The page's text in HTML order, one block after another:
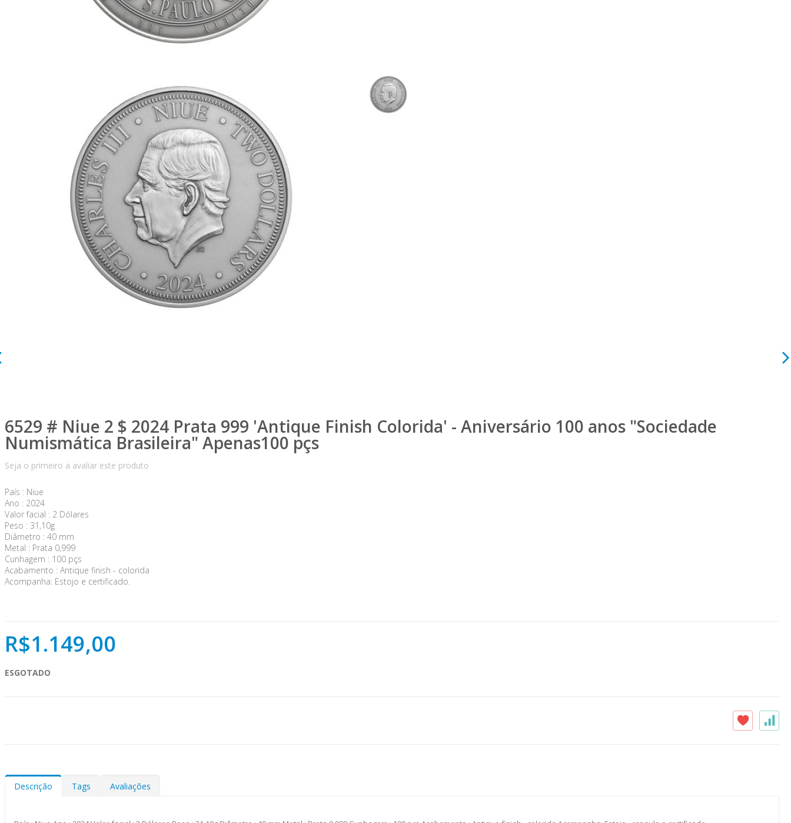
6529 # Niue 2 $ 2024 Prata 999 'Antique Finish Colorida' - Aniversário 100 anos "Sociedade
Numismática Brasileira" Apenas100 pçs
Seja o primeiro a avaliar este produto
País : Niue
Ano : 2024
Valor facial : 2 Dólares
Peso : 31,10g
Diâmetro : 40 mm
Metal : Prata 0,999
Cunhagem : 100 pçs
Acabamento : Antique finish - colorida
Acompanha: Estojo e certificado.
R$1.149,00
ESGOTADO
Descrição Tags Avaliações